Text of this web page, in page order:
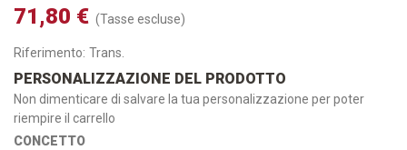
71,80 € (Tasse escluse)
Riferimento: Trans.
PERSONALIZZAZIONE DEL PRODOTTO
Non dimenticare di salvare la tua personalizzazione per poter
riempire il carrello
CONCETTO